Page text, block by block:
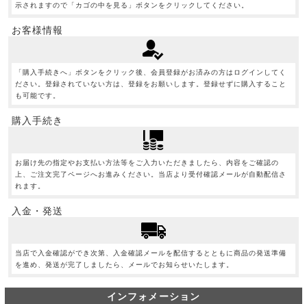
示されますので「カゴの中を見る」ボタンをクリックしてください。
お客様情報
「購入手続きへ」ボタンをクリック後、会員登録がお済みの方はログインしてく
ださい。登録されていない方は、登録をお願いします。登録せずに購入すること
も可能です。
購入手続き
お届け先の指定やお支払い方法等をご入力いただきましたら、内容をご確認の
上、ご注文完了ページへお進みください。当店より受付確認メールが自動配信さ
れます。
入金・発送
当店で入金確認ができ次第、入金確認メールを配信するとともに商品の発送準備
を進め、発送が完了しましたら、メールでお知らせいたします。
インフォメーション